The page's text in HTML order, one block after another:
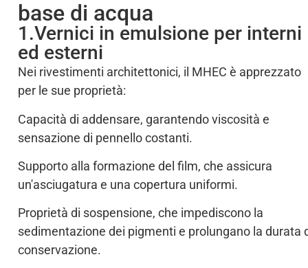
base di acqua
1.Vernici in emulsione per interni
ed esterni
Nei rivestimenti architettonici, il MHEC è apprezzato
per le sue proprietà:
Capacità di addensare, garantendo viscosità e
sensazione di pennello costanti.
Supporto alla formazione del film, che assicura
un'asciugatura e una copertura uniformi.
Proprietà di sospensione, che impediscono la
sedimentazione dei pigmenti e prolungano la durata
conservazione.